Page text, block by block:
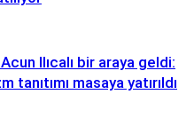
Ilıcalı bir araya geldi:
tanıtımı masaya yatırıldı